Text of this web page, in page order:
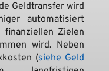
Geldtransfer wird
automatisiert
Zielen
wird. Neben
(siehe Geld